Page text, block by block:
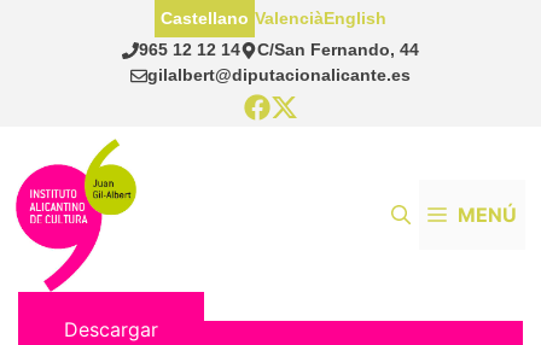
965 12 12 14
C/San Fernando, 44
gilalbert@diputacionalicante.es
Castellano ValenciàEnglish
MENÚ
Descargar